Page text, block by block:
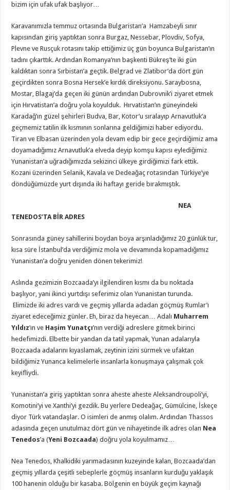
bizim için ufak ufak başlıyor…
Karavanımızla temmuz ortasında Bulgaristan’a Hamzabeyli sınır
kapısından giriş yaptıktan sonra Burgaz, Nessebar, Plovdiv, Sofya,
Plevne ve Rusçuk rotasını takip ettiğimiz üç gün boyunca Bulgaristan’ın
tadını çıkarttık. Ardından Romanya’nın başkenti Bükreş’te iki gün
kaldıktan sonra Sırbistan’a geçtik. Belgrad ve Zlatibor’da dört gün
geçirdikten sonra Bosna Hersek’e kırdık direksiyonu. Saraybosna,
Mostar, Blagaj’da geçen iki günün ardından Dubrovnik’i ziyaret etmek
için Hırvatistan’a doğru yola koyulduk. Hırvatistan’ın güneyindeki
Karadağ’ın güzel şehirleri Budva, Bar, Kotor’u sıralayıp Arnavutluk’a
geçmemiz tatilin ilk kısmının sonlarına geldiğimizi haber ediyordu.
Tiran ve Elbasan üzerinden yola devam edip bir gece geçirdiğimiz ama
doyamadığımız Arnavutluk’a elveda deyip komşu kapısı eylediğimiz
Yunanistan’a uğradığımızda sekizinci ülkeye girdiğimizi fark ettik.
Kozani üzerinden Selanik, Kavala ve Dedeağaç rotasından Türkiye’ye
döndüğümüzde yurt dışında iki haftayı geride bırakmıştık.
NEA
TENEDOS’TA BİR ADRES
Sonrasında güney sahillerini boydan boya arşınladığımız 20 günlük tur,
kısa süre İstanbul’da verdiğimiz mola ve devamında kopamadığımız
Yunanistan’a doğru yeniden dönen tekerimiz!
Aslında gezimizin Bozcaada’yı ilgilendiren kısmı da bu noktada
başlıyor, yani ikinci yurtdışı seferimiz olan Yunanistan turunda.
Elimizde iki adres vardı ve geçmiş yıllarda adadan göçmüş Rumlar’ı
ziyaret edeceğimiz günler. Eh, biraz da heyecan… Adalı Muharrem
Yıldız’ın ve Haşim Yunatçı’nın verdiği adreslere gitmek birinci
hedefimizdi. Elbette bir yandan da tatil yapmak, Yunan adalarıyla
Bozcaada adalarını kıyaslamak, zeytinin izini sürmek ve ufaktan
bildiğimiz Yunanca kelimelerle insanlarla konuşmaya çalışmak çok
keyifliydi.
Yunanistan’a giriş yaptıktan sonra aheste aheste Aleksandroupoli’yi,
Komotini’yi ve Xanthi’yi gezdik. Bu yerlere Dedeağaç, Gümülcine, İskeçe
diyor Türk vatandaşlar. O isimleri de anmış olalım. Ardından Thassos
adasında geçen unutulmaz dört gün ve nihayetinde ilk adres olan Nea
Tenedos’a (Yeni Bozcaada) doğru yola koyulmamız…
Nea Tenedos, Khalkidiki yarımadasının kuzeyinde kalan, Bozcaada’dan
geçmiş yıllarda çeşitli sebeplerle göçmüş insanların kurduğu yaklaşık
100 hanenin olduğu bir kasaba. Bölgenin en büyük geçim kaynağı